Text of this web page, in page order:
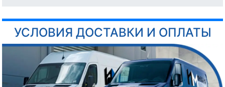
УСЛОВИЯ ДОСТАВКИ И ОПЛАТЫ